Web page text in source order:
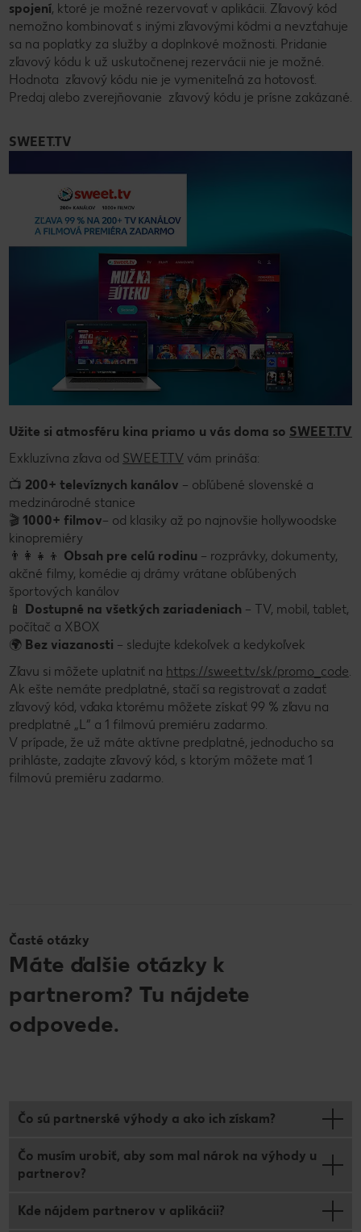
spojení, ktoré je možné rezervovať v aplikácii. Zľavový kód
nemožno kombinovať s inými zľavovými kódmi a nevzťahuje
sa na poplatky za služby a doplnkové možnosti. Pridanie
zľavový kódu k už uskutočnenej rezervácii nie je možné.
Hodnota zľavový kódu nie je vymeniteľná za hotovosť.
Predaj alebo zverejňovanie zľavový kódu je prísne zakázané.
SWEET.TV
Užite si atmosféru kina priamo u vás doma so SWEET.TV
Exkluzívna zľava od SWEET.TV vám prináša:
📺 200+ televíznych kanálov – obľúbené slovenské a
medzinárodné stanice
🎬 1000+ filmov– od klasiky až po najnovšie hollywoodske
kinopremiéry
👨‍👩‍👧‍👦 Obsah pre celú rodinu – rozprávky, dokumenty,
akčné filmy, komédie aj drámy vrátane obľúbených
športových kanálov
📱 Dostupné na všetkých zariadeniach – TV, mobil, tablet,
počítač a XBOX
🌍 Bez viazanosti – sledujte kdekoľvek a kedykoľvek
Zľavu si môžete uplatniť na https://sweet.tv/sk/promo_code.
Ak ešte nemáte predplatné, stačí sa registrovať a zadať
zľavový kód, vďaka ktorému môžete získať 99 % zľavu na
predplatné „L“ a 1 filmovú premiéru zadarmo.
V prípade, že už máte aktívne predplatné, jednoducho sa
prihláste, zadajte zľavový kód, s ktorým môžete mať 1
filmovú premiéru zadarmo.
Časté otázky
Máte ďalšie otázky k
partnerom? Tu nájdete
odpovede.
Čo sú partnerské výhody a ako ich získam?
Čo musím urobiť, aby som mal nárok na výhody u
partnerov?
Kde nájdem partnerov v aplikácii?